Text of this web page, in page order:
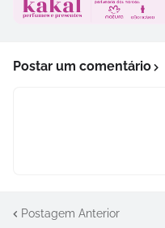
Postar um comentário
Postagem Anterior